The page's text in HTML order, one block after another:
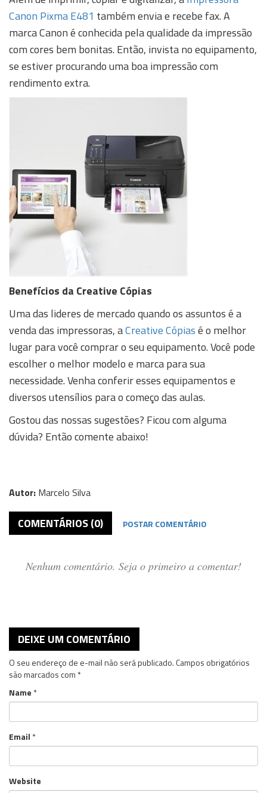
Canon Pixma E481 também envia e recebe fax. A
marca Canon é conhecida pela qualidade da impressão
com cores bem bonitas. Então, invista no equipamento,
se estiver procurando uma boa impressão com
rendimento extra.
Benefícios da Creative Cópias
Uma das lideres de mercado quando os assuntos é a
venda das impressoras, aCreative Cópiasé o melhor
lugar para você comprar o seu equipamento. Você pode
escolher o melhor modelo e marca para sua
necessidade. Venha conferir esses equipamentos e
diversos utensílios para o começo das aulas.
Gostou das nossas sugestões? Ficou com alguma
dúvida? Então comente abaixo!
Autor: Marcelo Silva
COMENTÁRIOS (0) POSTAR COMENTÁRIO
Nenhum comentário. Seja o primeiro a comentar!
DEIXE UM COMENTÁRIO
O seu endereço de e-mail não será publicado. Campos obrigatórios
são marcados com *
Name *
Email *
Website